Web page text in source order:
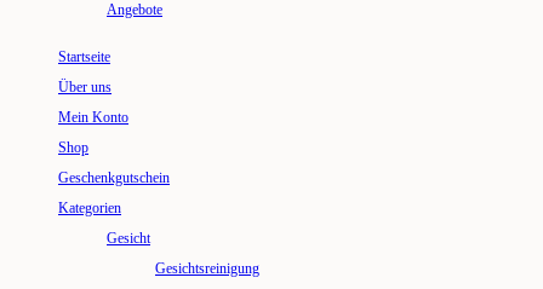
Angebote
Startseite
Über uns
Mein Konto
Shop
Geschenkgutschein
Kategorien
Gesicht
Gesichtsreinigung